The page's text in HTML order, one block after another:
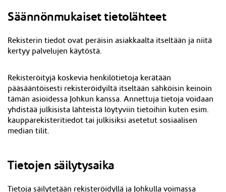
Säännönmukaiset tietolähteet
Rekisterin tiedot ovat peräisin asiakkaalta itseltään ja niitä
kertyy palvelujen käytöstä.
Rekisteröityjä koskevia henkilötietoja kerätään
pääsääntöisesti rekisteröidyiltä itseltään sähköisin keinoin
tämän asioidessa Johkun kanssa. Annettuja tietoja voidaan
yhdistää julkisista lähteistä löytyviin tietoihin kuten esim.
kaupparekisteritiedot tai julkisiksi asetetut sosiaalisen
median tilit.
Tietojen säilytysaika
Tietoja säilytetään rekisteröidyllä ja Johkulla voimassa